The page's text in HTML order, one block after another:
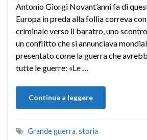
Antonio Giorgi Novant’anni fa di
Europa in preda alla follia correva
criminale verso il baratro, uno
un conflitto che si annunciava
presentato come la guerra che
tutte le guerre: «Le …
Continua a leggere
Grande guerra, storia